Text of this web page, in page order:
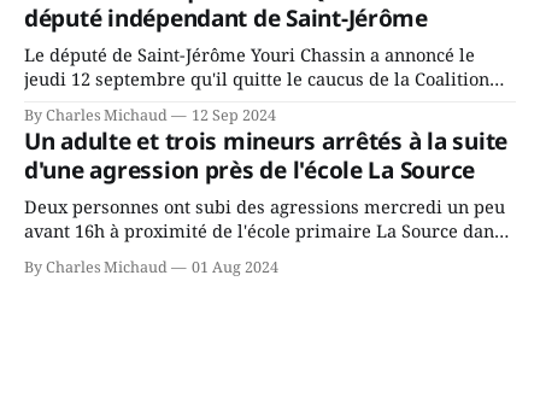
conservateurs d’Éric Duhaime? Que lui
député indépendant de Saint-Jérôme
Le député de Saint-Jérôme Youri Chassin a annoncé le
jeudi 12 septembre qu'il quitte le caucus de la Coalition
gouvernement de la CAQ, surtout de son incapacité, qu'il
juge chronique, à offrir des
By Charles Michaud 12 Sep 2024
Un adulte et trois mineurs arrêtés à la suite
d'une agression près de l'école La Source
Deux personnes ont subi des agressions mercredi un peu
avant 16h à proximité de l'école primaire La Source dans
victimes aurait été écrasée sous un véhicule et aspergée
By Charles Michaud 01 Aug 2024